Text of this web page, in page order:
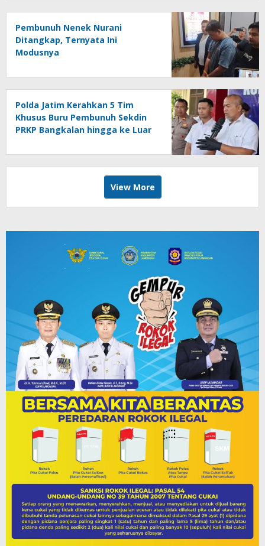
Pembunuh Nenek Nurani
Ditangkap, Ternyata Ini
Modusnya
Polda Jatim Kerahkan 5 Tim
Khusus Buru Pembunuh Sekdin
PRKP Bangkalan hingga ke Luar
View More